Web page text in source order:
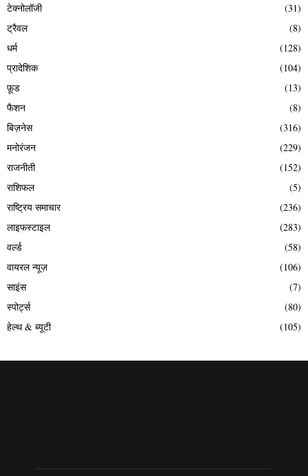
टेक्नोलॉजी
(31)
ट्रैवल
(8)
धर्म
(128)
प्रादेशिक
(104)
फ़ूड
(13)
फैशन
(8)
बिज़नेस
(316)
मनोरंजन
(229)
राजनीती
(152)
राशिफल
(5)
राष्ट्रिय समाचार
(236)
लाइफस्टाइल
(283)
वर्ल्ड
(58)
वायरल न्यूज़
(106)
साइंस
(7)
स्पोर्ट्स
(80)
हेल्थ & ब्यूटी
(105)